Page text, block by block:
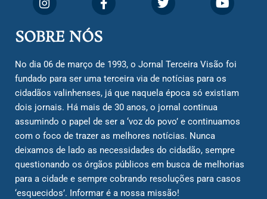
SOBRE NÓS
No dia 06 de março de 1993, o Jornal Terceira Visão foi
fundado para ser uma terceira via de notícias para os
cidadãos valinhenses, já que naquela época só existiam
dois jornais. Há mais de 30 anos, o jornal continua
assumindo o papel de ser a ‘voz do povo’ e continuamos
com o foco de trazer as melhores notícias. Nunca
deixamos de lado as necessidades do cidadão, sempre
questionando os órgãos públicos em busca de melhorias
para a cidade e sempre cobrando resoluções para casos
‘esquecidos’. Informar é a nossa missão!